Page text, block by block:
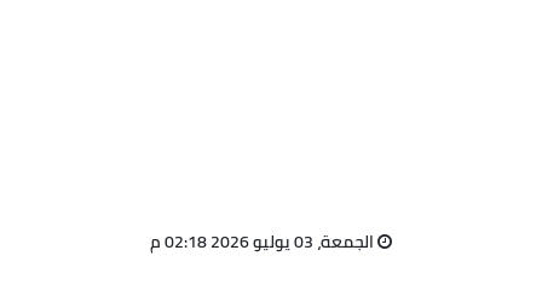
الجمعة، 03 يوليو 2026 02:18 م